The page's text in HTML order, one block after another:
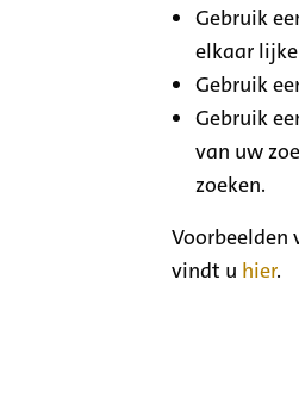
Gebruik
elkaar
Gebruik
Gebruik
van uw
zoeken.
Voorbeelden
vindt u hier.